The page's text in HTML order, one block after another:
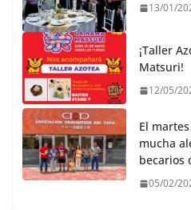
13/01/
¡Taller
Matsuri!
12/05/
El
mucha
becarios
05/02/